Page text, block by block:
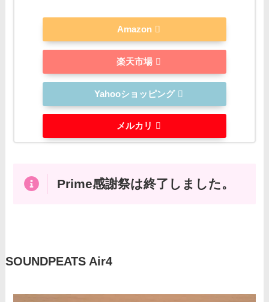
Amazon
楽天市場
Yahooショッピング
メルカリ
Prime感謝祭は終了しました。
SOUNDPEATS Air4